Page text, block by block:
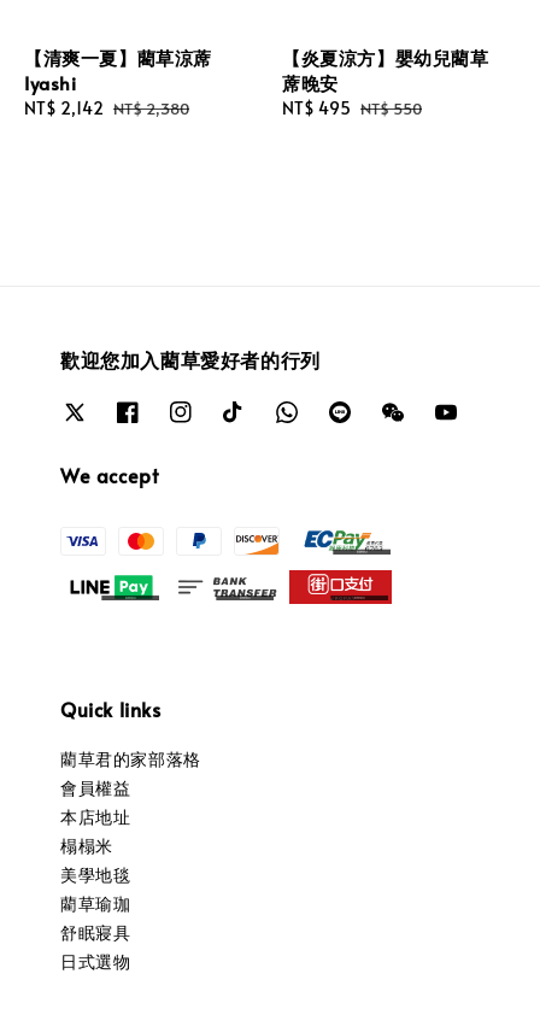
【清爽一夏】藺草涼蓆
Iyashi
Sale
NT$ 2,142 Regular
NT$ 2,380
【炎夏涼方】嬰幼兒藺草
蓆晚安
Sale
NT$ 495 Regular
NT$ 550
歡迎您加入藺草愛好者的行列
We accept
Quick links
藺草君的家部落格
會員權益
本店地址
榻榻米
美學地毯
藺草瑜珈
舒眠寢具
日式選物